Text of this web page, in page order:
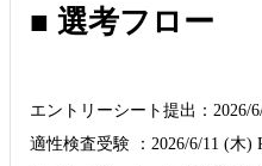
■ 選考フロー
エントリーシート提出：
適性検査受験 ：2026/6/11 (木)